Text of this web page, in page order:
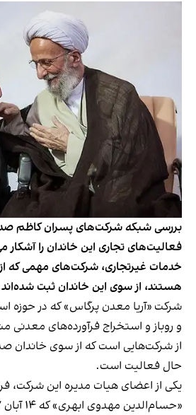
بررسی شبکه شرکت‌های پسران کاظم
فعالیت‌های تجاری این خاندان را آشکار
خدمات غیرتجاری، شرکت‌های مهمی که
هستند، از سوی این خاندان ثبت
شرکت «آریا معدن پرگاس» که در حوزه
و روباز و استخراج فرآورده‌های معدنی
از شرکت‌هایی است که از سوی خاندان
حال فعالیت است.
یکی از اعضای هیات مدیره این شرکت،